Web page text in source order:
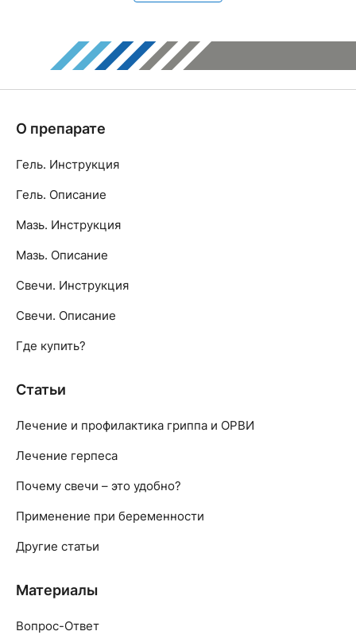
О препарате
Гель. Инструкция
Гель. Описание
Мазь. Инструкция
Мазь. Описание
Свечи. Инструкция
Свечи. Описание
Где купить?
Статьи
Лечение и профилактика гриппа и ОРВИ
Лечение герпеса
Почему свечи – это удобно?
Применение при беременности
Другие статьи
Материалы
Вопрос-Ответ